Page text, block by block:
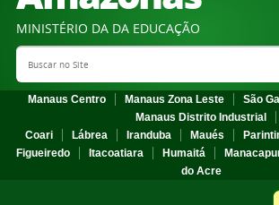
MINISTÉRIO DA DA EDUCAÇÃO
Search Site
Manaus Centro Manaus Zona Leste
São
Manaus Distrito Industrial
Coari
Lábrea Iranduba Maués
Figueiredo
Itacoatiara Humaitá
do Acre